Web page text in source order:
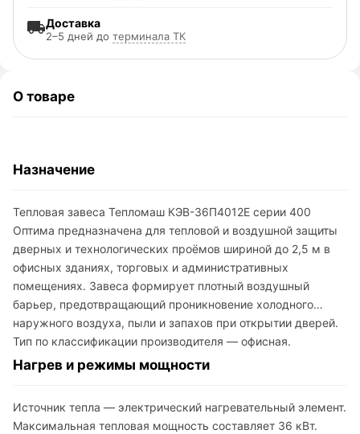
Доставка
2–5 дней до терминала ТК
О товаре
Назначение
Тепловая завеса Тепломаш КЭВ-36П4012E серии 400
Оптима предназначена для тепловой и воздушной защиты
дверных и технологических проёмов шириной до 2,5 м в
офисных зданиях, торговых и административных
помещениях. Завеса формирует плотный воздушный
барьер, предотвращающий проникновение холодного
наружного воздуха, пыли и запахов при открытии дверей.
Тип по классификации производителя — офисная.
Нагрев и режимы мощности
Источник тепла — электрический нагревательный элемент.
Максимальная тепловая мощность составляет 36 кВт.